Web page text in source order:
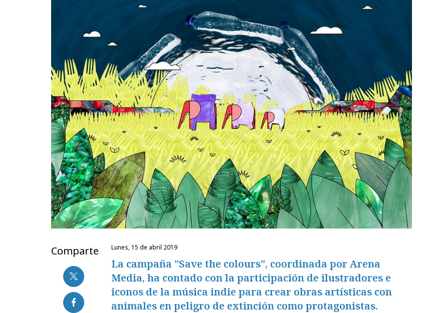
Comparte lunes, 15 de abril 2019
La campaña "Save the colours", coordinada por Arena
Media, ha contado con la participación de ilustradores e
iconos de la música indie para crear obras artísticas con
animales en peligro de extinción como protagonistas.